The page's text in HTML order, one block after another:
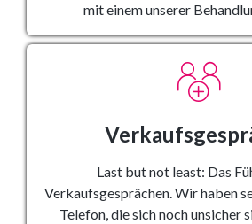
mit einem unserer
Last but not least: Das
Verkaufsgesprächen. Wir haben
Telefon, die sich noch unsicher